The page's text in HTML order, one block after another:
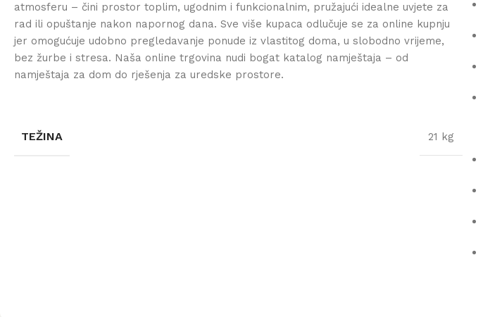
atmosferu – čini prostor toplim, ugodnim i funkcionalnim, pružajući idealne uvjete za
rad ili opuštanje nakon napornog dana. Sve više kupaca odlučuje se za online kupnju
jer omogućuje udobno pregledavanje ponude iz vlastitog doma, u slobodno vrijeme,
bez žurbe i stresa. Naša online trgovina nudi bogat katalog namještaja – od
namještaja za dom do rješenja za uredske prostore.
TEŽINA 21 kg